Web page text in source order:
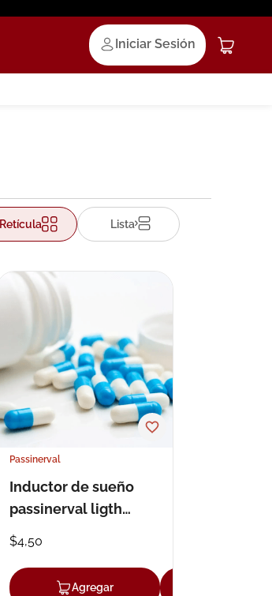
Iniciar Sesión
Retícula Lista
Agregar
Passinerval
Inductor de sueño
passinerval ligth
suspensión 240ml
$4,50
Agregar